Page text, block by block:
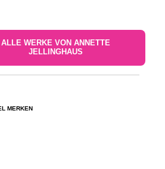
ALLE WERKE VON ANNETTE
JELLINGHAUS
MERKEN